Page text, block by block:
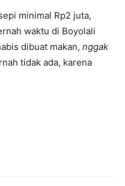
minimal Rp2 juta,
waktu di Boyolali
dibuat makan, nggak
tidak ada, karena